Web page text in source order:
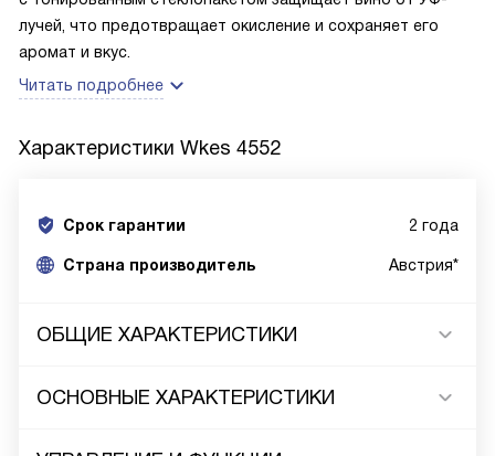
лучей, что предотвращает окисление и сохраняет его
аромат и вкус.
Читать подробнее
Характеристики Wkes 4552
Срок гарантии 2 года
Cтрана производитель Австрия*
ОБЩИЕ ХАРАКТЕРИСТИКИ
ОСНОВНЫЕ ХАРАКТЕРИСТИКИ